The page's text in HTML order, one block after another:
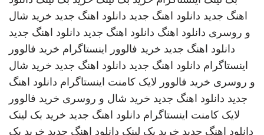
اهنگ جدید دانلود اهنگ جدید دانلود اهنگ جدید خرید شال
و روسری دانلود اهنگ دانلود اهنگ جدید دانلود اهنگ جدید
دانلود اهنگ جدید خرید فالوور اینستاگرام خرید فالوور
اینستاگرام دانلود اهنگ جدید دانلود اهنگ جدید خرید شال
و روسری خرید فالوور لایک کامنت اینستاگرام دانلود اهنگ
جدید دانلود اهنگ جدید خرید شال و روسری خرید فالوور
لایک کامنت اینستاگرام دانلود اهنگ جدید خرید بک لینک
دانلود اهنگ جدید خرید بک لینک دانلود اهنگ جدید خرید بک